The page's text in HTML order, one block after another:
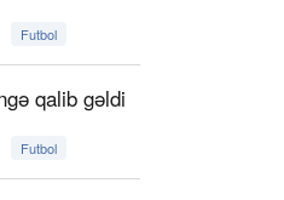
Futbol
qalib gəldi
Futbol